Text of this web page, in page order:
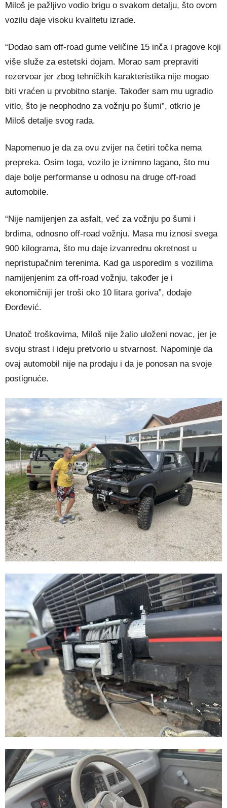
Miloš je pažljivo vodio brigu o svakom detalju, što ovom
vozilu daje visoku kvalitetu izrade.
“Dodao sam off-road gume veličine 15 inča i pragove koji
više služe za estetski dojam. Morao sam prepraviti
rezervoar jer zbog tehničkih karakteristika nije mogao
biti vraćen u prvobitno stanje. Također sam mu ugradio
vitlo, što je neophodno za vožnju po šumi”, otkrio je
Miloš detalje svog rada.
Napomenuo je da za ovu zvijer na četiri točka nema
prepreka. Osim toga, vozilo je iznimno lagano, što mu
daje bolje performanse u odnosu na druge off-road
automobile.
“Nije namijenjen za asfalt, već za vožnju po šumi i
brdima, odnosno off-road vožnju. Masa mu iznosi svega
900 kilograma, što mu daje izvanrednu okretnost u
nepristupačnim terenima. Kad ga usporedim s vozilima
namijenjenim za off-road vožnju, također je i
ekonomičniji jer troši oko 10 litara goriva”, dodaje
Đorđević.
Unatoč troškovima, Miloš nije žalio uloženi novac, jer je
svoju strast i ideju pretvorio u stvarnost. Napominje da
ovaj automobil nije na prodaju i da je ponosan na svoje
postignuće.